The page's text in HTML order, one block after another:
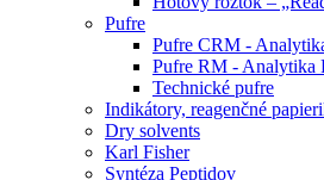
Pufre
Pufre CRM -
Pufre RM -
Technické pufre
Indikátory, reagenčné
Dry solvents
Karl Fisher
Syntéza Peptidov